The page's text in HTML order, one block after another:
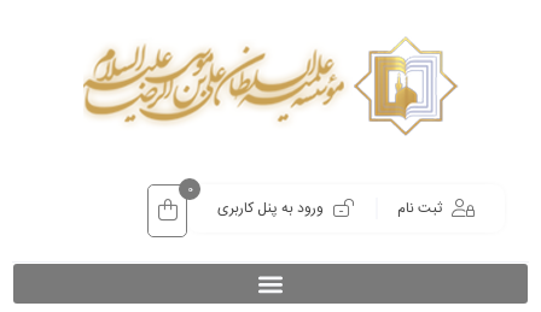
ثبت نام ورود به پنل کاربری
0